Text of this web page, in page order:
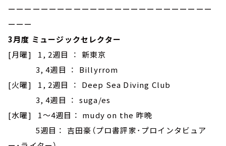
ーーーーーーーーーーーーーーーーーーーーーーーーー
ーーー
3月度 ミュージックセレクター
[月曜] 1, 2週目 ： 新東京
3, 4週目 ： Billyrrom
[火曜] 1, 2週目 ： Deep Sea Diving Club
3, 4週目 ： suga/es
[水曜] 1～4週目 ： mudy on the 昨晩
5週目 ： 吉田豪（プロ書評家･プロインタビュア